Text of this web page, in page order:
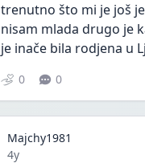
trenutno što mi je još
nisam mlada drugo je
je inače bila rodjena u
0 0
Majchy1981
Date posted
4y